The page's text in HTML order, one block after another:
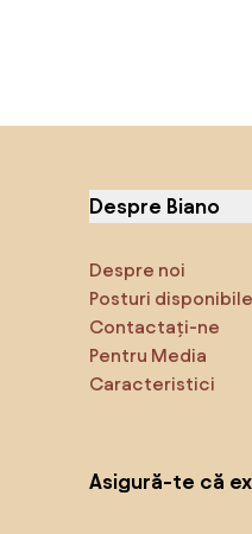
Despre Biano
Despre noi
Posturi disponibile
Contactați-ne
Pentru Media
Caracteristici
Asigură-te că